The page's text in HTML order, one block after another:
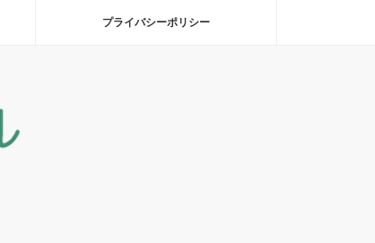
プライバシーポリシー